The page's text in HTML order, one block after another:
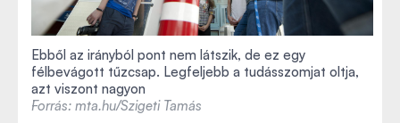
Ebből az irányból pont nem látszik, de ez egy
félbevágott tűzcsap. Legfeljebb a tudásszomjat oltja,
azt viszont nagyon
Forrás: mta.hu/Szigeti Tamás